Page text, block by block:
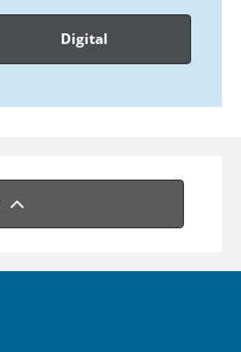
Digital